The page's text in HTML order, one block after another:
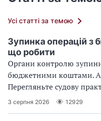
Усі статті за темою
Зупинка операцій
що робити
Органи контролю
бюджетними коштами. А
Перегляньте судову
3 серпня 2026 12929